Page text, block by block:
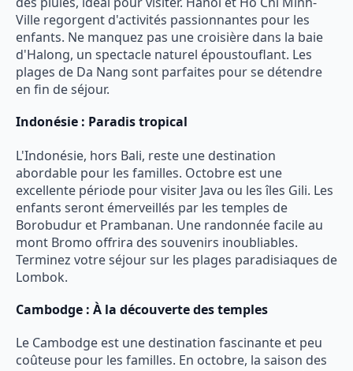
Ville regorgent d'activités passionnantes pour les
enfants. Ne manquez pas une croisière dans la baie
d'Halong, un spectacle naturel époustouflant. Les
plages de Da Nang sont parfaites pour se détendre
en fin de séjour.
Indonésie : Paradis tropical
L'Indonésie, hors Bali, reste une destination
abordable pour les familles. Octobre est une
excellente période pour visiter Java ou les îles Gili. Les
enfants seront émerveillés par les temples de
Borobudur et Prambanan. Une randonnée facile au
mont Bromo offrira des souvenirs inoubliables.
Terminez votre séjour sur les plages paradisiaques de
Lombok.
Cambodge : À la découverte des temples
Le Cambodge est une destination fascinante et peu
coûteuse pour les familles. En octobre, la saison des